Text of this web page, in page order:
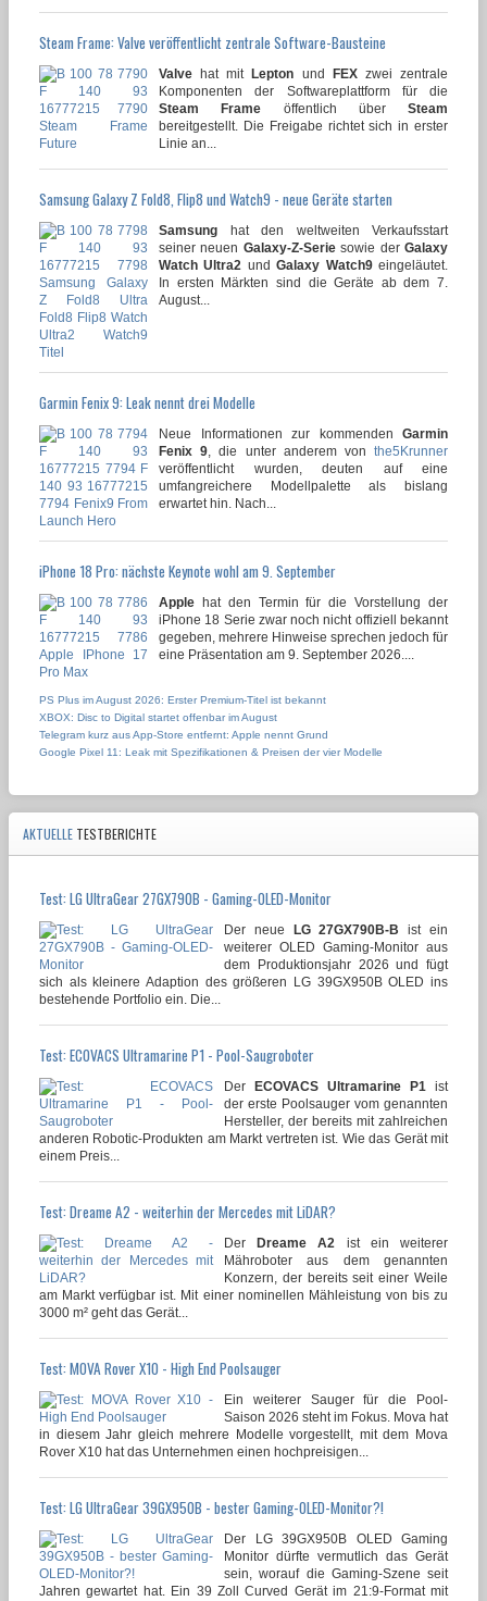
Steam Frame: Valve veröffentlicht zentrale Software-Bausteine
Valve hat mit Lepton und FEXzwei zentrale
Komponenten der Softwareplattform für die
Steam Frame öffentlich über Steam
bereitgestellt. Die Freigabe richtet sich in erster
Linie an...
Samsung Galaxy Z Fold8, Flip8 und Watch9 - neue Geräte starten
Samsung hat den weltweiten Verkaufsstart
seiner neuen Galaxy-Z-Seriesowie derGalaxy
Watch Ultra2 undGalaxy Watch9eingeläutet.
In ersten Märkten sind die Geräte ab dem 7.
August...
Garmin Fenix 9: Leak nennt drei Modelle
Neue Informationen zur kommenden Garmin
Fenix 9, die unter anderem vonthe5Krunner
veröffentlicht wurden, deuten auf eine
umfangreichere Modellpalette als bislang
erwartet hin. Nach...
iPhone 18 Pro: nächste Keynote wohl am 9. September
Apple hat den Termin für die Vorstellung der
iPhone 18 Serie zwar noch nicht offiziell bekannt
gegeben, mehrere Hinweise sprechen jedoch für
eine Präsentation am 9. September 2026....
PS Plus im August 2026: Erster Premium-Titel ist bekannt
XBOX: Disc to Digital startet offenbar im August
Telegram kurz aus App-Store entfernt: Apple nennt Grund
Google Pixel 11: Leak mit Spezifikationen & Preisen der vier Modelle
AKTUELLE TESTBERICHTE
Test: LG UltraGear 27GX790B - Gaming-OLED-Monitor
Der neue LG 27GX790B-B
ist ein
weiterer OLED Gaming-Monitor aus
dem Produktionsjahr 2026 und fügt
sich als kleinere Adaption des größeren LG 39GX950B OLED ins
bestehende Portfolio ein. Die...
Test: ECOVACS Ultramarine P1 - Pool-Saugroboter
Der ECOVACS Ultramarine P1 ist
der erste Poolsauger vom genannten
Hersteller, der bereits mit zahlreichen
anderen Robotic-Produkten am Markt vertreten ist. Wie das Gerät mit
einem Preis...
Test: Dreame A2 - weiterhin der Mercedes mit LiDAR?
Der Dreame A2 ist ein weiterer
Mähroboter aus dem genannten
Konzern, der bereits seit einer Weile
am Markt verfügbar ist. Mit einer nominellen Mähleistung von bis zu
3000 m² geht das Gerät...
Test: MOVA Rover X10 - High End Poolsauger
Ein weiterer Sauger für die Pool-
Saison 2026 steht im Fokus. Mova hat
in diesem Jahr gleich mehrere Modelle vorgestellt, mit dem Mova
Rover X10 hat das Unternehmen einen hochpreisigen...
Test: LG UltraGear 39GX950B - bester Gaming-OLED-Monitor?!
Der LG 39GX950B OLED Gaming
Monitor dürfte vermutlich das Gerät
sein, worauf die Gaming-Szene seit
Jahren gewartet hat. Ein 39 Zoll Curved Gerät im 21:9-Format mit